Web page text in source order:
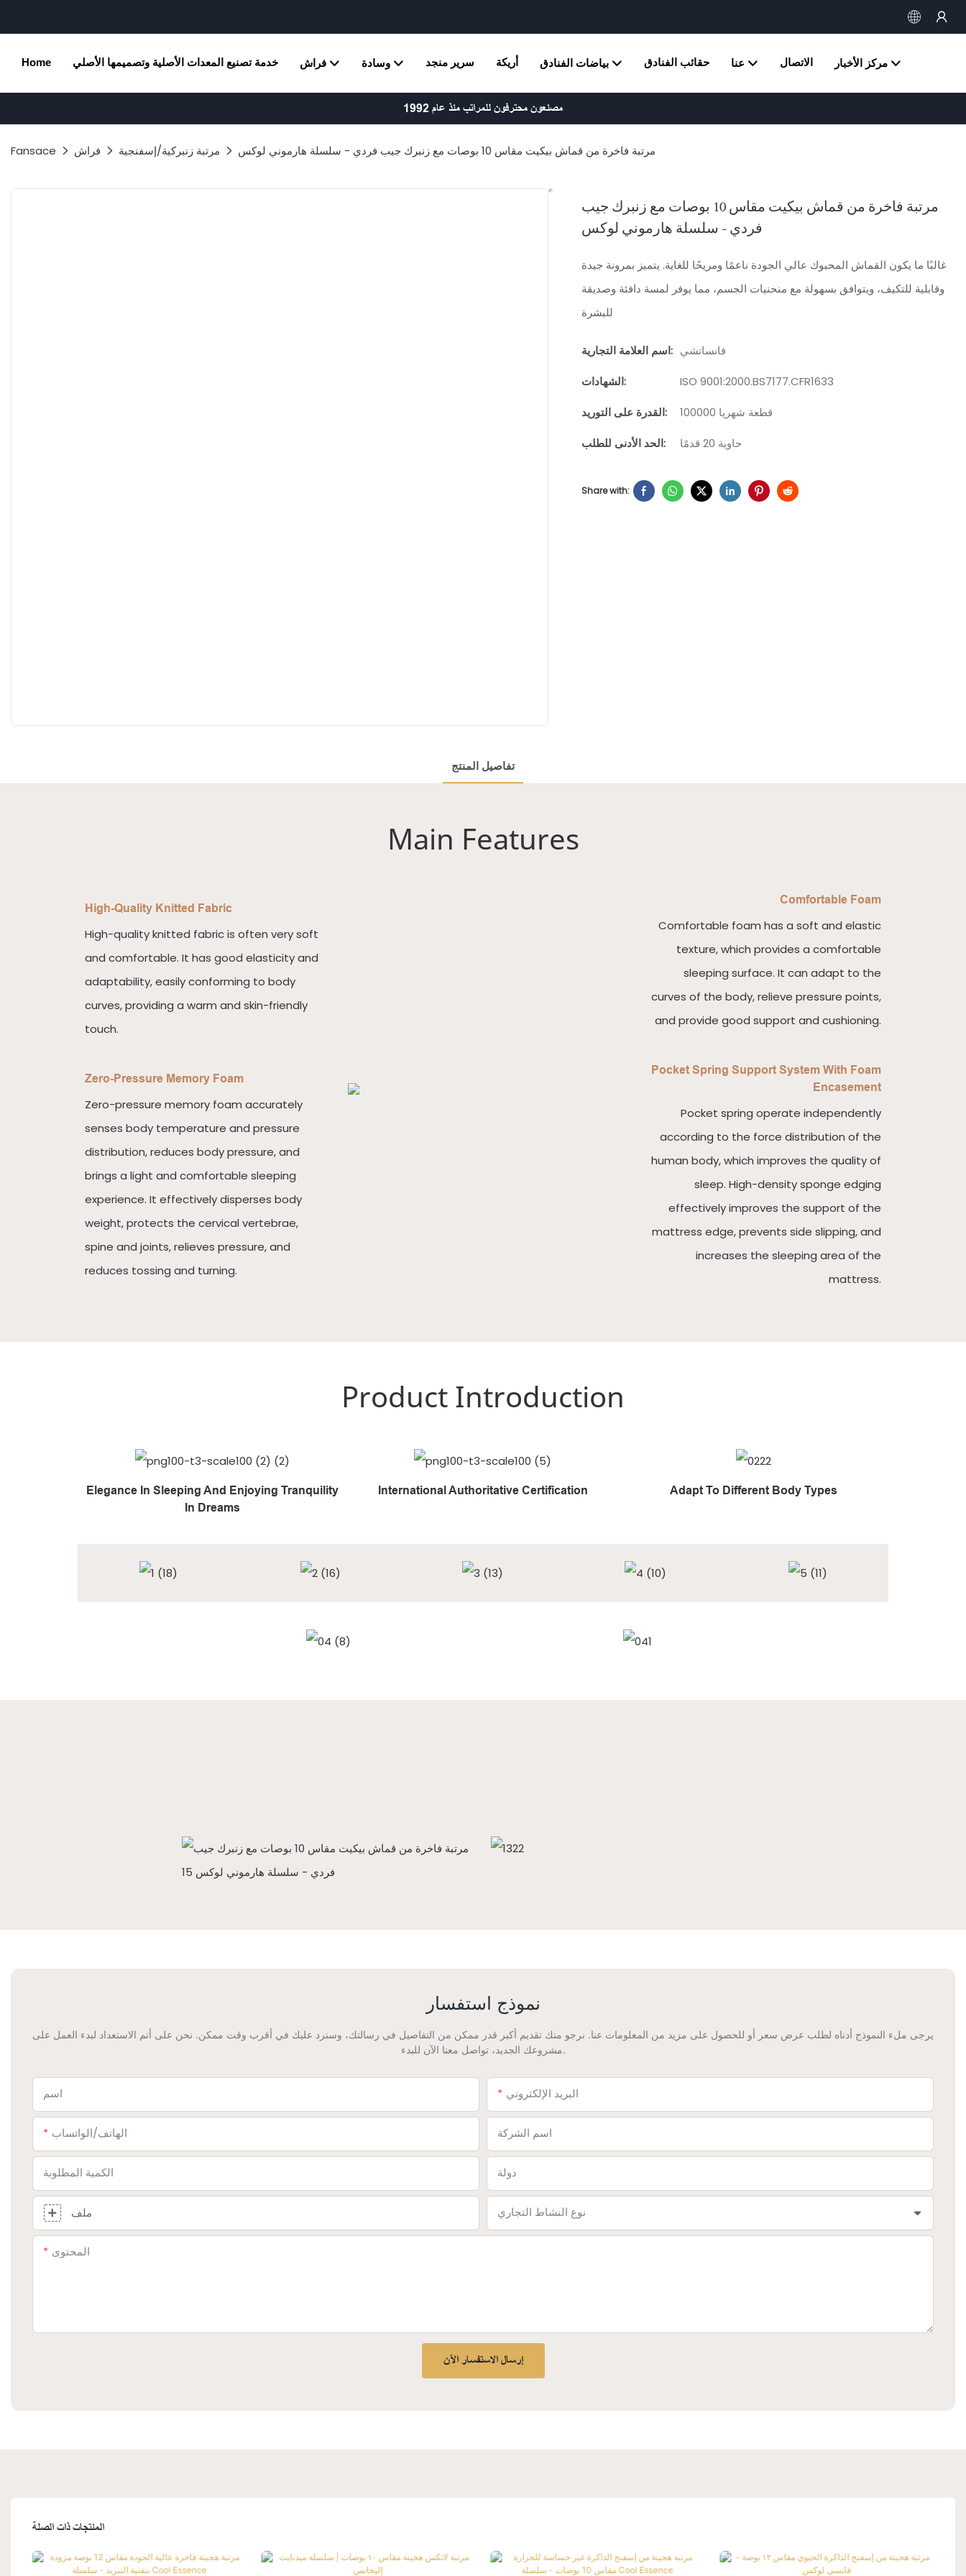
Home خدمة تصنيع المعدات الأصلية وتصميمها الأصلي فراش وسادة سرير منجد أريكة بياضات الفنادق حقائب الفنادق عنا الاتصال مركز الأخبار
مصنعون محترفون للمراتب منذ عام 1992
Fansace فراش مرتبة زنبركية/إسفنجية مرتبة فاخرة من قماش بيكيت مقاس 10 بوصات مع زنبرك جيب فردي - سلسلة هارموني لوكس
مرتبة فاخرة من قماش بيكيت مقاس 10 بوصات مع زنبرك جيب
فردي - سلسلة هارموني لوكس
غالبًا ما يكون القماش المحبوك عالي الجودة ناعمًا ومريحًا للغاية. يتميز بمرونة جيدة
وقابلية للتكيف، ويتوافق بسهولة مع منحنيات الجسم، مما يوفر لمسة دافئة وصديقة
للبشرة
اسم العلامة التجارية: فانساتشي
الشهادات: ISO 9001:2000.BS7177.CFR1633
القدرة على التوريد: 100000 قطعة شهريا
الحد الأدنى للطلب: حاوية 20 قدمًا
Share with:
تفاصيل المنتج
Main Features
High-Quality Knitted Fabric
High-quality knitted fabric is often very soft
and comfortable. It has good elasticity and
adaptability, easily conforming to body
curves, providing a warm and skin-friendly
touch.
Zero-Pressure Memory Foam
Zero-pressure memory foam accurately
senses body temperature and pressure
distribution, reduces body pressure, and
brings a light and comfortable sleeping
experience. It effectively disperses body
weight, protects the cervical vertebrae,
spine and joints, relieves pressure, and
reduces tossing and turning.
Comfortable Foam
Comfortable foam has a soft and elastic
texture, which provides a comfortable
sleeping surface. It can adapt to the
curves of the body, relieve pressure points,
and provide good support and cushioning.
Pocket Spring Support System With Foam
Encasement
Pocket spring operate independently
according to the force distribution of the
human body, which improves the quality of
sleep. High-density sponge edging
effectively improves the support of the
mattress edge, prevents side slipping, and
increases the sleeping area of the
mattress.
Product Introduction
Elegance In Sleeping And Enjoying Tranquility
In Dreams
International Authoritative Certification Adapt To Different Body Types
نموذج استفسار
يرجى ملء النموذج أدناه لطلب عرض سعر أو للحصول على مزيد من المعلومات عنا. نرجو منك تقديم أكبر قدر ممكن من التفاصيل في رسالتك، وسنرد عليك في أقرب وقت ممكن. نحن على أتم الاستعداد لبدء العمل على
مشروعك الجديد، تواصل معنا الآن للبدء.
اسم البريد الإلكتروني
الهاتف/الواتساب اسم الشركة
الكمية المطلوبة دولة
ملف نوع النشاط التجاري
المحتوى
إرسال الاستفسار الآن
المنتجات ذات الصلة